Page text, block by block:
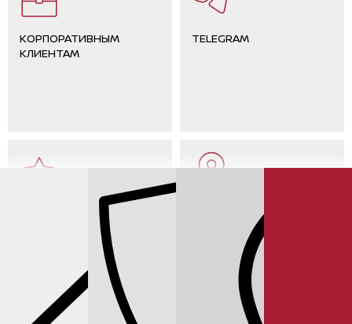
КОРПОРАТИВНЫМ
КЛИЕНТАМ
TELEGRAM
ОТЗЫВЫ КЛИЕНТОВ